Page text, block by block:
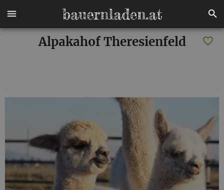
Alpakahof Theresienfeld